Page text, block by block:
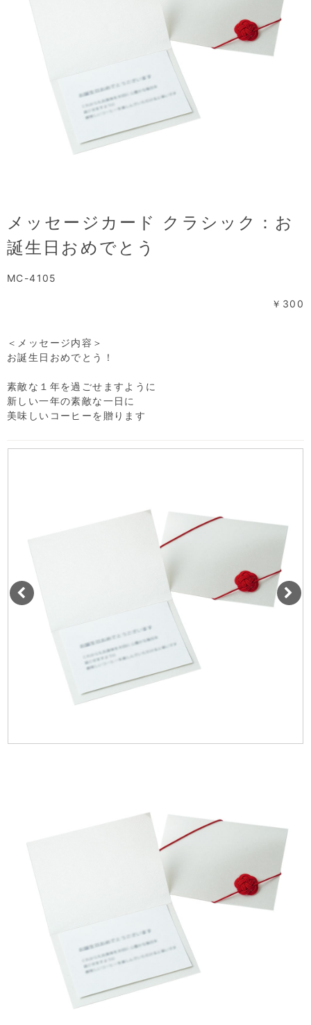
メッセージカード クラシック：お
誕生日おめでとう
MC-4105
￥300
＜メッセージ内容＞
お誕生日おめでとう！
素敵な１年を過ごせますように
新しい一年の素敵な一日に
美味しいコーヒーを贈ります